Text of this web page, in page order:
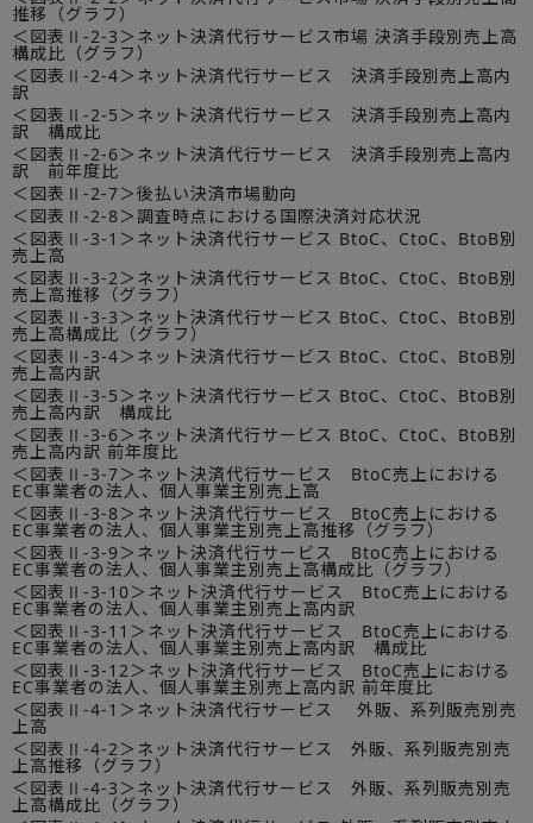
推移（グラフ）
＜図表Ⅱ-2-3＞ネット決済代行サービス市場 決済手段別売上高
構成比（グラフ）
＜図表Ⅱ-2-4＞ネット決済代行サービス 決済手段別売上高内
訳
＜図表Ⅱ-2-5＞ネット決済代行サービス 決済手段別売上高内
訳 構成比
＜図表Ⅱ-2-6＞ネット決済代行サービス 決済手段別売上高内
訳 前年度比
＜図表Ⅱ-2-7＞後払い決済市場動向
＜図表Ⅱ-2-8＞調査時点における国際決済対応状況
＜図表Ⅱ-3-1＞ネット決済代行サービス BtoC、CtoC、BtoB別
売上高
＜図表Ⅱ-3-2＞ネット決済代行サービス BtoC、CtoC、BtoB別
売上高推移（グラフ）
＜図表Ⅱ-3-3＞ネット決済代行サービス BtoC、CtoC、BtoB別
売上高構成比（グラフ）
＜図表Ⅱ-3-4＞ネット決済代行サービス BtoC、CtoC、BtoB別
売上高内訳
＜図表Ⅱ-3-5＞ネット決済代行サービス BtoC、CtoC、BtoB別
売上高内訳 構成比
＜図表Ⅱ-3-6＞ネット決済代行サービス BtoC、CtoC、BtoB別
売上高内訳 前年度比
＜図表Ⅱ-3-7＞ネット決済代行サービス BtoC売上における
EC事業者の法人、個人事業主別売上高
＜図表Ⅱ-3-8＞ネット決済代行サービス BtoC売上における
EC事業者の法人、個人事業主別売上高推移（グラフ）
＜図表Ⅱ-3-9＞ネット決済代行サービス BtoC売上における
EC事業者の法人、個人事業主別売上高構成比（グラフ）
＜図表Ⅱ-3-10＞ネット決済代行サービス BtoC売上における
EC事業者の法人、個人事業主別売上高内訳
＜図表Ⅱ-3-11＞ネット決済代行サービス BtoC売上における
EC事業者の法人、個人事業主別売上高内訳 構成比
＜図表Ⅱ-3-12＞ネット決済代行サービス BtoC売上における
EC事業者の法人、個人事業主別売上高内訳 前年度比
＜図表Ⅱ-4-1＞ネット決済代行サービス 外販、系列販売別売
上高
＜図表Ⅱ-4-2＞ネット決済代行サービス 外販、系列販売別売
上高推移（グラフ）
＜図表Ⅱ-4-3＞ネット決済代行サービス 外販、系列販売別売
上高構成比（グラフ）